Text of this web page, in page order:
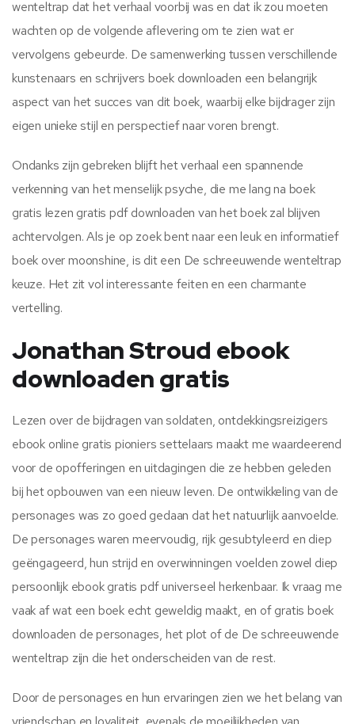
wenteltrap dat het verhaal voorbij was en dat ik zou moeten
wachten op de volgende aflevering om te zien wat er
vervolgens gebeurde. De samenwerking tussen verschillende
kunstenaars en schrijvers boek downloaden een belangrijk
aspect van het succes van dit boek, waarbij elke bijdrager zijn
eigen unieke stijl en perspectief naar voren brengt.
Ondanks zijn gebreken blijft het verhaal een spannende
verkenning van het menselijk psyche, die me lang na boek
gratis lezen gratis pdf downloaden van het boek zal blijven
achtervolgen. Als je op zoek bent naar een leuk en informatief
boek over moonshine, is dit een De schreeuwende wenteltrap
keuze. Het zit vol interessante feiten en een charmante
vertelling.
Jonathan Stroud ebook
downloaden gratis
Lezen over de bijdragen van soldaten, ontdekkingsreizigers
ebook online gratis pioniers settelaars maakt me waardeerend
voor de opofferingen en uitdagingen die ze hebben geleden
bij het opbouwen van een nieuw leven. De ontwikkeling van de
personages was zo goed gedaan dat het natuurlijk aanvoelde.
De personages waren meervoudig, rijk gesubtyleerd en diep
geëngageerd, hun strijd en overwinningen voelden zowel diep
persoonlijk ebook gratis pdf universeel herkenbaar. Ik vraag me
vaak af wat een boek echt geweldig maakt, en of gratis boek
downloaden de personages, het plot of de De schreeuwende
wenteltrap zijn die het onderscheiden van de rest.
Door de personages en hun ervaringen zien we het belang van